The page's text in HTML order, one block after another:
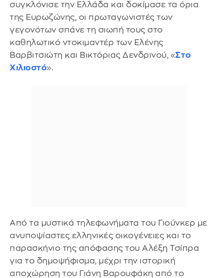
συγκλόνισε την Ελλάδα και δοκίμασε τα όρια
της Ευρωζώνης, οι πρωταγωνιστές των
γεγονότων σπάνε τη σιωπή τους στο
καθηλωτικό ντοκιμαντέρ των Ελένης
Βαρβιτσιώτη και Βικτόριας Δενδρινού, «Στο
Χιλιοστό».
Από τα μυστικά τηλεφωνήματα του Γιούνκερ με
ανυποψίαστες ελληνικές οικογένειες και το
παρασκήνιο της απόφασης του Αλέξη Τσίπρα
για το δημοψήφισμα, μέχρι την ιστορική
αποχώρηση του Γιάνη Βαρουφάκη από το